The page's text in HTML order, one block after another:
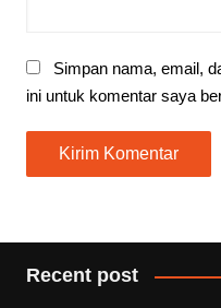
Simpan nama, email,
ini untuk komentar saya
Recent post